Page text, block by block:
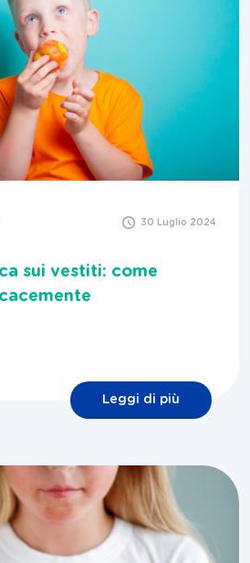
30 Luglio 2024
sui vestiti: come
Leggi di più